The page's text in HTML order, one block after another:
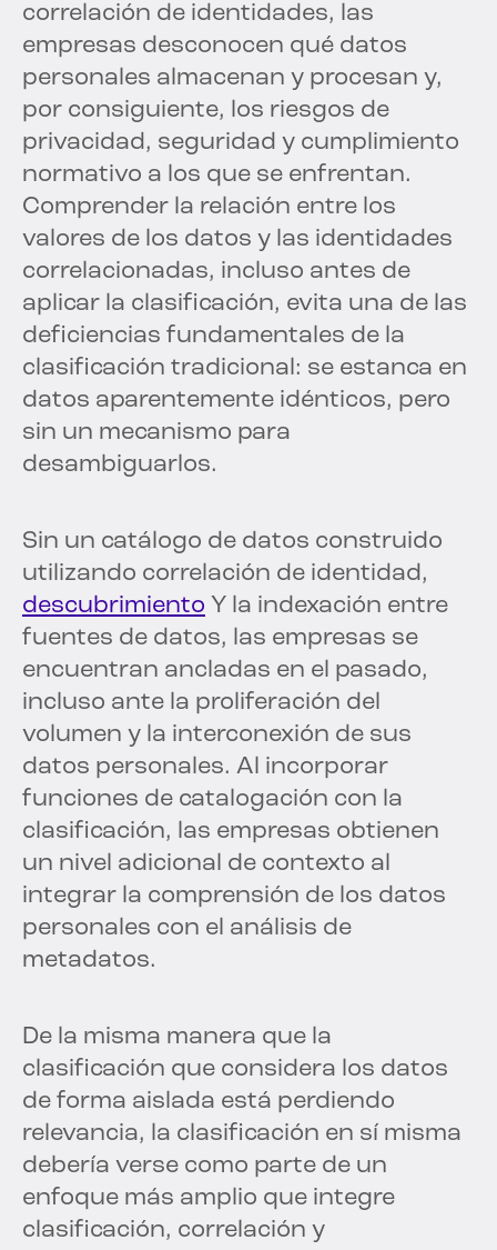
correlación de identidades, las
empresas desconocen qué datos
personales almacenan y procesan y,
por consiguiente, los riesgos de
privacidad, seguridad y cumplimiento
normativo a los que se enfrentan.
Comprender la relación entre los
valores de los datos y las identidades
correlacionadas, incluso antes de
aplicar la clasificación, evita una de las
deficiencias fundamentales de la
clasificación tradicional: se estanca en
datos aparentemente idénticos, pero
sin un mecanismo para
desambiguarlos.
Sin un catálogo de datos construido
utilizando correlación de identidad,
descubrimiento Y la indexación entre
fuentes de datos, las empresas se
encuentran ancladas en el pasado,
incluso ante la proliferación del
volumen y la interconexión de sus
datos personales. Al incorporar
funciones de catalogación con la
clasificación, las empresas obtienen
un nivel adicional de contexto al
integrar la comprensión de los datos
personales con el análisis de
metadatos.
De la misma manera que la
clasificación que considera los datos
de forma aislada está perdiendo
relevancia, la clasificación en sí misma
debería verse como parte de un
enfoque más amplio que integre
clasificación, correlación y